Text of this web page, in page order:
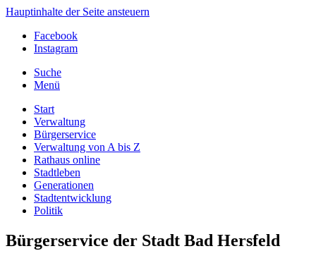
Hauptinhalte der Seite ansteuern
Facebook
Instagram
Suche
Menü
Start
Verwaltung
Bürgerservice
Verwaltung von A bis Z
Rathaus online
Stadtleben
Generationen
Stadtentwicklung
Politik
Bürgerservice der Stadt Bad Hersfeld